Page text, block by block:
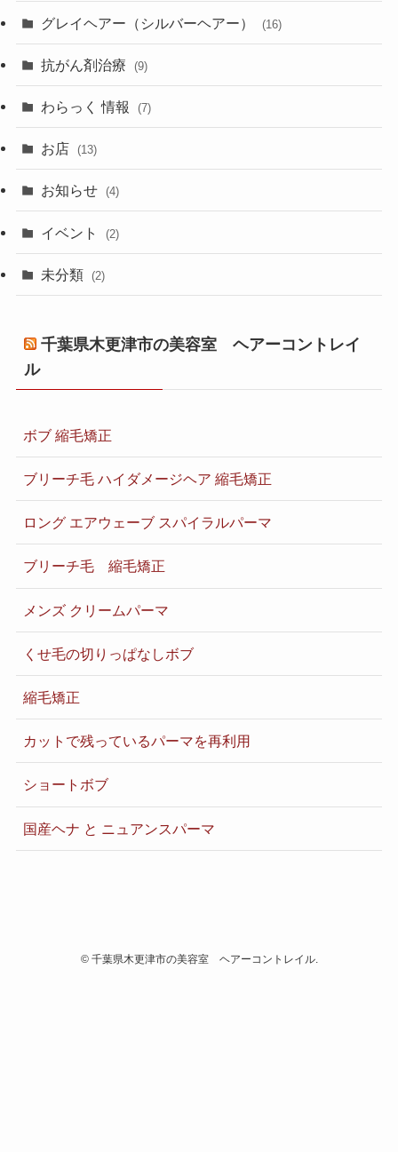
グレイヘアー（シルバーヘアー） (16)
抗がん剤治療 (9)
わらっく 情報 (7)
お店 (13)
お知らせ (4)
イベント (2)
未分類 (2)
千葉県木更津市の美容室 ヘアーコントレイ
ル
ボブ 縮毛矯正
ブリーチ毛 ハイダメージヘア 縮毛矯正
ロング エアウェーブ スパイラルパーマ
ブリーチ毛 縮毛矯正
メンズ クリームパーマ
くせ毛の切りっぱなしボブ
縮毛矯正
カットで残っているパーマを再利用
ショートボブ
国産ヘナ と ニュアンスパーマ
©千葉県木更津市の美容室 ヘアーコントレイル.